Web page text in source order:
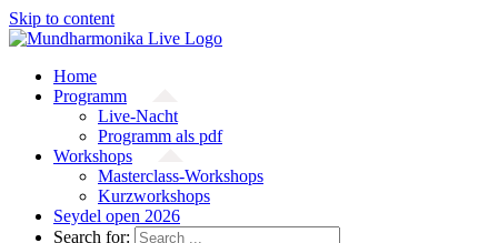
Skip to content
Home
Programm
Live-Nacht
Programm als pdf
Workshops
Masterclass-Workshops
Kurzworkshops
Seydel open 2026
Search for: